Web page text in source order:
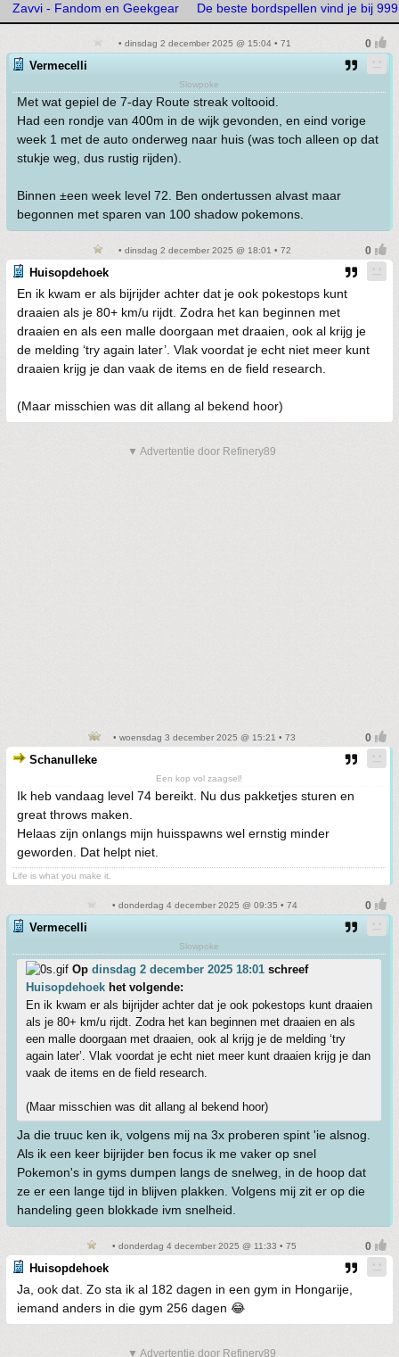
Zavvi - Fandom en Geekgear De beste bordspellen vind je bij
• dinsdag 2 december 2025 @ 15:04 • 71
Vermecelli
Slowpoke
Met wat gepiel de 7-day Route streak voltooid.
Had een rondje van 400m in de wijk gevonden, en eind vorige
week 1 met de auto onderweg naar huis (was toch alleen op dat
stukje weg, dus rustig rijden).
Binnen ±een week level 72. Ben ondertussen alvast maar
begonnen met sparen van 100 shadow pokemons.
• dinsdag 2 december 2025 @ 18:01 • 72
Huisopdehoek
En ik kwam er als bijrijder achter dat je ook pokestops kunt
draaien als je 80+ km/u rijdt. Zodra het kan beginnen met
draaien en als een malle doorgaan met draaien, ook al krijg je
de melding ‘try again later’. Vlak voordat je echt niet meer kunt
draaien krijg je dan vaak de items en de field research.
(Maar misschien was dit allang al bekend hoor)
▼ Advertentie door Refinery89
• woensdag 3 december 2025 @ 15:21 • 73
Schanulleke
Een kop vol zaagsel!
Ik heb vandaag level 74 bereikt. Nu dus pakketjes sturen en
great throws maken.
Helaas zijn onlangs mijn huisspawns wel ernstig minder
geworden. Dat helpt niet.
Life is what you make it.
• donderdag 4 december 2025 @ 09:35 • 74
Vermecelli
Slowpoke
Op dinsdag 2 december 2025 18:01 schreef
Huisopdehoek het volgende:
En ik kwam er als bijrijder achter dat je ook pokestops kunt draaien
als je 80+ km/u rijdt. Zodra het kan beginnen met draaien en als
een malle doorgaan met draaien, ook al krijg je de melding ‘try
again later’. Vlak voordat je echt niet meer kunt draaien krijg je dan
vaak de items en de field research.
(Maar misschien was dit allang al bekend hoor)
Ja die truuc ken ik, volgens mij na 3x proberen spint 'ie alsnog.
Als ik een keer bijrijder ben focus ik me vaker op snel
Pokemon's in gyms dumpen langs de snelweg, in de hoop dat
ze er een lange tijd in blijven plakken. Volgens mij zit er op die
handeling geen blokkade ivm snelheid.
• donderdag 4 december 2025 @ 11:33 • 75
Huisopdehoek
Ja, ook dat. Zo sta ik al 182 dagen in een gym in Hongarije,
iemand anders in die gym 256 dagen 😂
▼ Advertentie door Refinery89